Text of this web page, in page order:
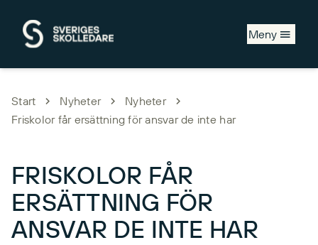
Meny
Start Nyheter
Nyheter
Friskolor får ersättning för ansvar de inte har
FRISKOLOR FÅR
ERSÄTTNING FÖR
ANSVAR DE INTE HAR